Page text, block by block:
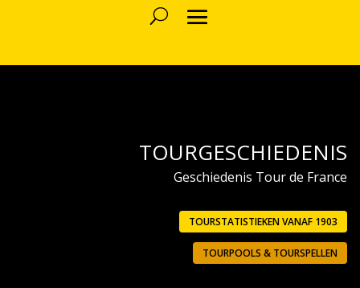
TOURGESCHIEDENIS
Geschiedenis Tour de France
TOURSTATISTIEKEN VANAF 1903
TOURPOOLS & TOURSPELLEN